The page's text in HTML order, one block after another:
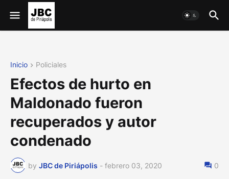
Inicio Policiales
Efectos de hurto en
Maldonado fueron
recuperados y autor
condenado
by JBC de Piriápolis - febrero 03, 2020 0